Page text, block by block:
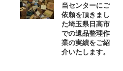
当センターにご
依頼を頂きまし
た埼玉県日高市
での遺品整理作
業の実績をご紹
介いたします。